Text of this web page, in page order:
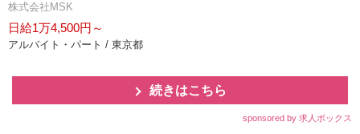
株式会社MSK
日給1万4,500円～
アルバイト・パート / 東京都
続きはこちら
sponsored by 求人ボックス